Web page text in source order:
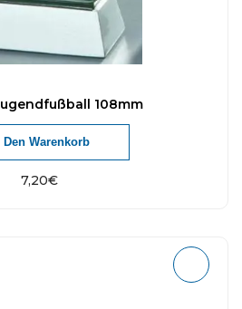
108mm
7,20€
Den Warenkorb